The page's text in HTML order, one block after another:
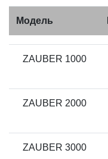
Модель
ZAUBER 1000
ZAUBER 2000
ZAUBER 3000